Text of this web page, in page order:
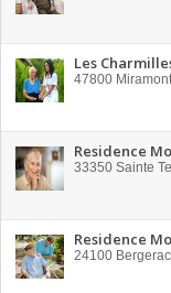
Les
47800
Residence
33350 Sainte
Residence
24100 Bergerac